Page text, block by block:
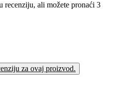
recenziju, ali možete pronaći 3
za ovaj proizvod.